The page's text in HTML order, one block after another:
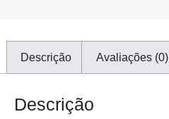
Descrição Avaliações (0)
Descrição